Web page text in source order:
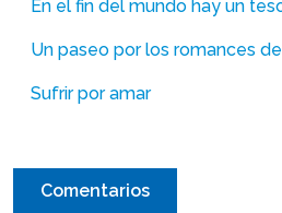
En el fin del mundo hay un
Un paseo por los romances
Sufrir por amar
Comentarios